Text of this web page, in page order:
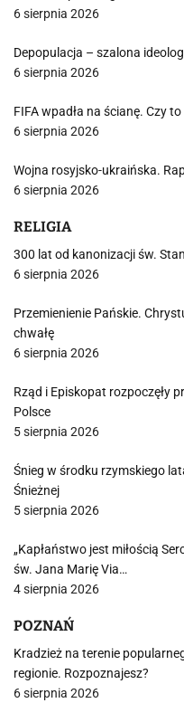
6 sierpnia 2026
Depopulacja – szalona
6 sierpnia 2026
FIFA wpadła na ścianę. Czy
6 sierpnia 2026
Wojna rosyjsko-ukraińska.
6 sierpnia 2026
RELIGIA
300 lat od kanonizacji św.
6 sierpnia 2026
Przemienienie Pańskie.
chwałę
6 sierpnia 2026
Rząd i Episkopat rozpoczęły
Polsce
5 sierpnia 2026
Śnieg w środku rzymskiego
Śnieżnej
5 sierpnia 2026
„Kapłaństwo jest miłością
św. Jana Marię Via…
4 sierpnia 2026
POZNAŃ
Kradzież na terenie
regionie. Rozpoznajesz?
6 sierpnia 2026